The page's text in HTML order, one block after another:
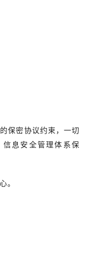
保密协议约束，一切
息安全管理体系保
。